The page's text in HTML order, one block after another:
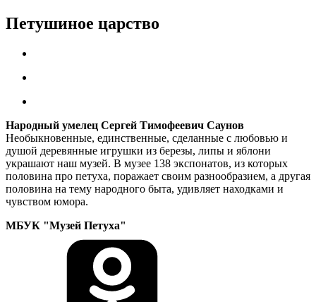
Петушиное царство
Народный умелец Сергей Тимофеевич Саунов
Необыкновенные, единственные, сделанные с любовью и
душой деревянные игрушки из березы, липы и яблони
украшают наш музей. В музее 138 экспонатов, из которых
половина про петуха, поражает своим разнообразием, а другая
половина на тему народного быта, удивляет находками и
чувством юмора.
МБУК "Музей Петуха"